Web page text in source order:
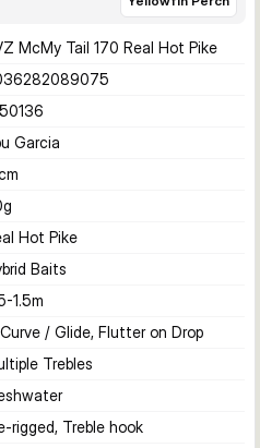
McMy Tail 170 Real Hot Pike
Garcia
g
Hot Pike
Baits
1.5m
/ Glide, Flutter on Drop
Trebles
rigged, Treble hook